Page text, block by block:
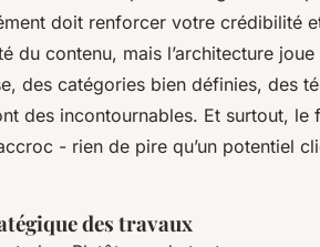
doit renforcer votre crédibilité
du contenu, mais l’architecture
des catégories bien définies, des
des incontournables. Et surtout,
- rien de pire qu’un potentiel
des travaux